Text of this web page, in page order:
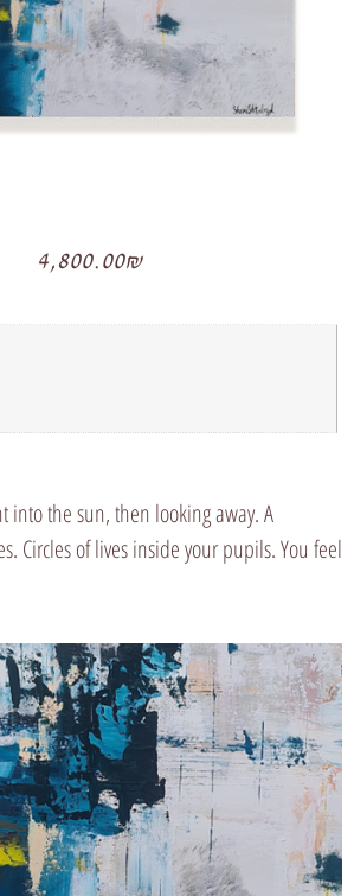
4,800.00₪
into the sun, then looking away. A
Circles of lives inside your pupils. You feel